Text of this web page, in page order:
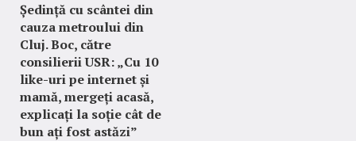
Ședință cu scântei din
cauza metroului din
Cluj. Boc, către
consilierii USR: „Cu 10
like-uri pe internet și
mamă, mergeți acasă,
explicați la soție cât de
bun ați fost astăzi”